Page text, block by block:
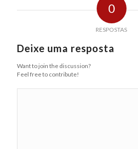
0
RESPOSTAS
Deixe uma resposta
Want to join the discussion?
Feel free to contribute!